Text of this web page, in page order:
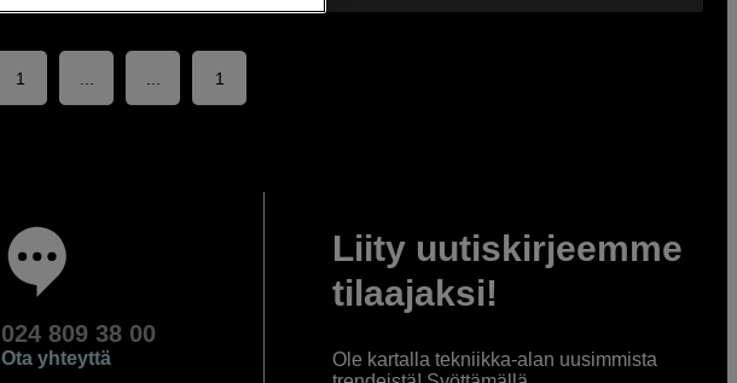
1 1
024 809 38 00
Ota yhteyttä
Liity uutiskirjeemme
tilaajaksi!
Ole kartalla tekniikka-alan uusimmista